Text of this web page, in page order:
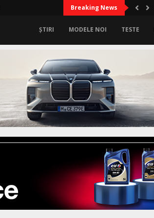
Breaking News
ȘTIRI MODELE NOI TESTE